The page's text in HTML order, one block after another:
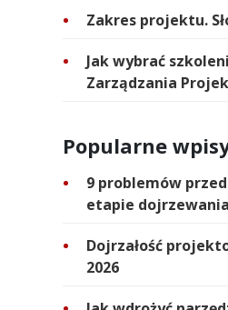
Zakres projektu.
Jak wybrać
Zarządzania
Popularne
9 problemów
etapie dojrzewania
Dojrzałość
2026